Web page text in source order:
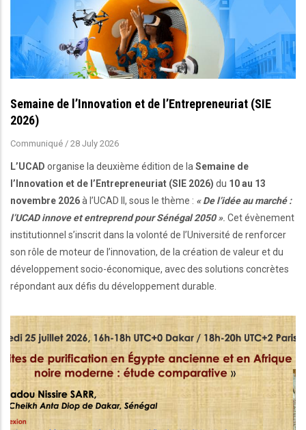
Semaine de l’Innovation et de l’Entrepreneuriat (SIE
2026)
Communiqué / 28 July 2026
L’UCAD organise la deuxième édition de la Semaine de
l’Innovation et de l’Entrepreneuriat (SIE 2026) du 10 au 13
novembre 2026à l’UCAD II, sous le thème : « De l’idée au marché :
l’UCAD innove et entreprend pour Sénégal 2050 ». Cet évènement
institutionnel s’inscrit dans la volonté de l’Université de renforcer
son rôle de moteur de l’innovation, de la création de valeur et du
développement socio-économique, avec des solutions concrètes
répondant aux défis du développement durable.